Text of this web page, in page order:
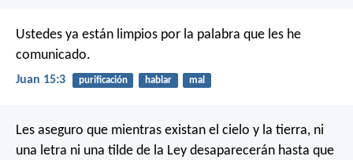
Ustedes ya están limpios por la palabra que les he
comunicado.
Juan 15:3 purificación hablar mal
Les aseguro que mientras existan el cielo y la tierra, ni
una letra ni una tilde de la Ley desaparecerán hasta que